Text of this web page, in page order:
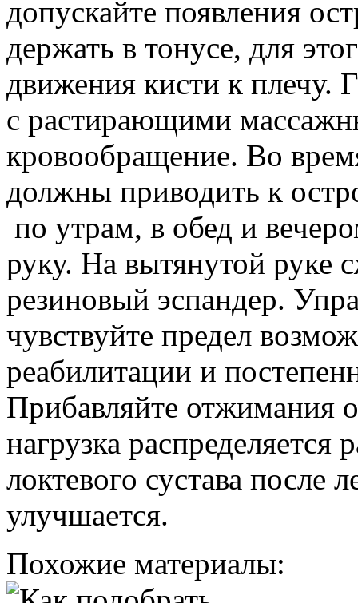
допускайте появления
держать в тонусе, для
движения кисти к плечу.
с растирающими
кровообращение. Во
должны приводить к
по утрам, в обед и
руку. На вытянутой руке
резиновый эспандер.
чувствуйте предел
реабилитации и
Прибавляйте отжимания
нагрузка
локтевого сустава после
улучшается.
Похожие материалы: